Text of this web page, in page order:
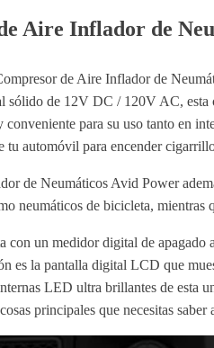
Aire Inflador de
de Aire Inflador de
sólido de 12V DC / 120V AC,
para su uso tanto en
tu automóvil para encender
de Neumáticos Avid Power
neumáticos de bicicleta,
con un medidor digital de apagado
es la pantalla digital LCD que
LED ultra brillantes de esta
principales que necesitas saber